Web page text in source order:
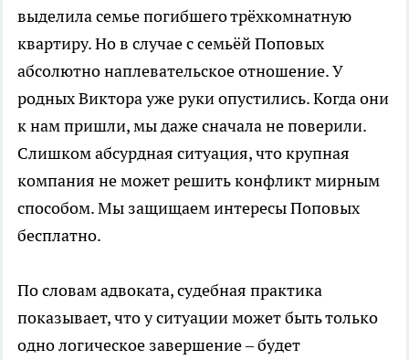
выделила семье погибшего трёхкомнатную
квартиру. Но в случае с семьёй Поповых
абсолютно наплевательское отношение. У
родных Виктора уже руки опустились. Когда они
к нам пришли, мы даже сначала не поверили.
Слишком абсурдная ситуация, что крупная
компания не может решить конфликт мирным
способом. Мы защищаем интересы Поповых
бесплатно.
По словам адвоката, судебная практика
показывает, что у ситуации может быть только
одно логическое завершение – будет